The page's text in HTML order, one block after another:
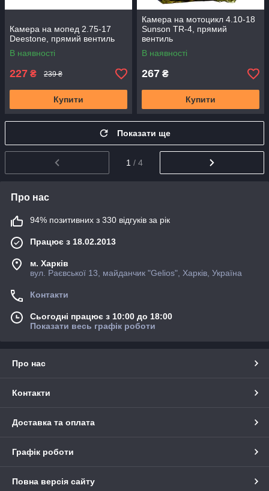
Камера на мопед 2.75-17
Deestone, прямий вентиль
В наявності
227 ₴ 239 ₴
Купити
Камера на мотоцикл 4.10-18
Sunson TR-4, прямий
вентиль
В наявності
267 ₴
Купити
Показати ще
1 / 4
Про нас
94% позитивних з 330 відгуків за рік
Працює з 18.02.2013
м. Харків
вул. Раєвської 13, майданчик "Gelios", Харків, Україна
Контакти
Сьогодні працює з 10:00 до 18:00
Показати весь графік роботи
Про нас
Контакти
Доставка та оплата
Графік роботи
Повна версія сайту